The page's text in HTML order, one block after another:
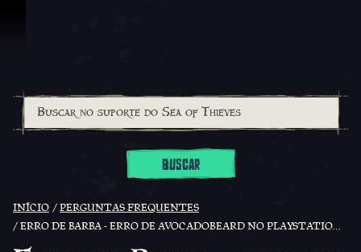
BUSCAR
INÍCIO
PERGUNTAS FREQUENTES
ERRO DE BARBA - ERRO DE AVOCADOBEARD NO PLAYSTATION